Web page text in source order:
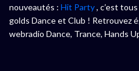
nouveautés : Hit Party, c’est
golds Dance et Club ! Retrouvez
webradio Dance, Trance, Hands